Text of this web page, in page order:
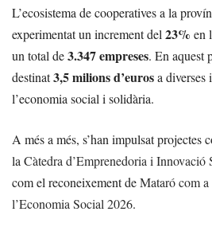
L’ecosistema de cooperatives a la
experimentat un increment del 23% en
un total de3.347 empreses. En aquest
destinat3,5 milions d’eurosa diverses
l’economia social i solidària.
A més a més, s’han impulsat projectes
la Càtedra d’Emprenedoria i Innovació
com el reconeixement deMataró com
l’Economia Social 2026.